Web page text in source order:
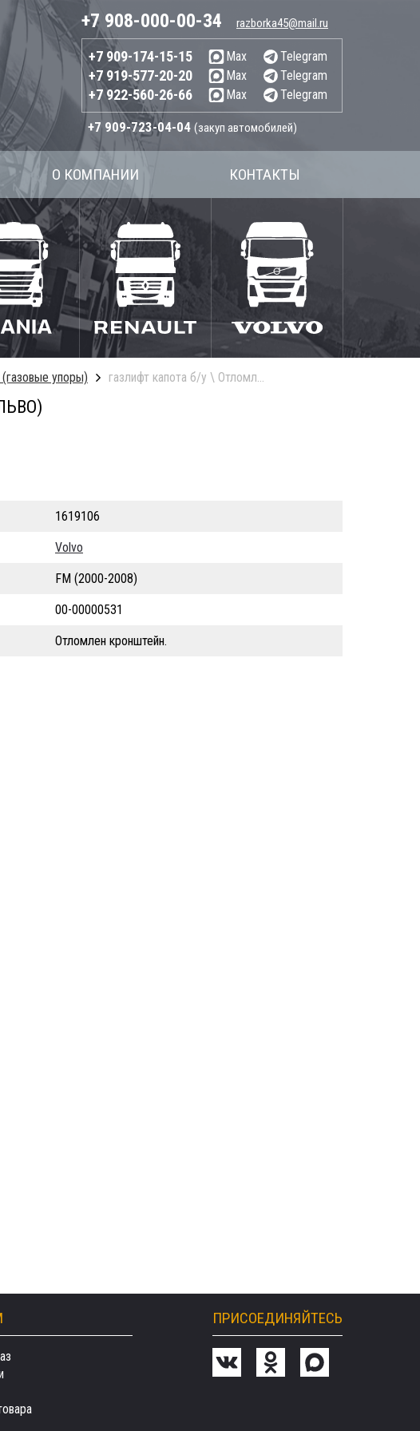
+7 908-000-00-34 razborka45@mail.ru
+7 909-174-15-15 Max Telegram
+7 919-577-20-20 Max Telegram
+7 922-560-26-66 Max Telegram
+7 909-723-04-04 (закуп автомобилей)
О КОМПАНИИ КОНТАКТЫ
упоры) газлифт капота б/у \ Отломлен кронштейн.
1619106
Volvo
FM (2000-2008)
00-00000531
Отломлен кронштейн.
ПРИСОЕДИНЯЙТЕСЬ